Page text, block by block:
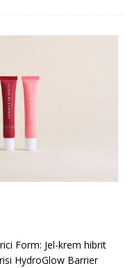
Form: Jel-krem hibrit
HydroGlow Barrier